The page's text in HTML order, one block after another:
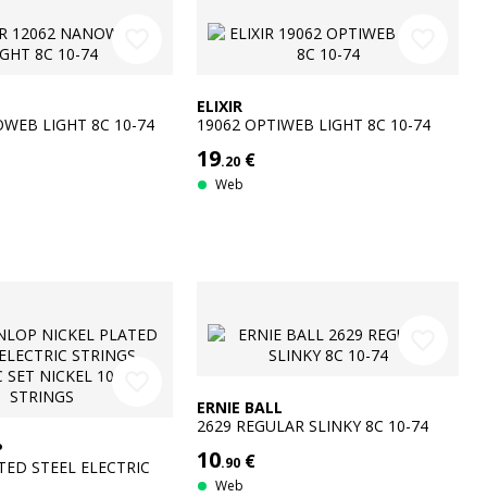
LIGHT 8C 10-74
ELIXIR
19062 OPTIWEB LIGHT 8C 10-74
19.20 €
Web
STEEL ELECTRIC
ERNIE BALL
2629 REGULAR SLINKY 8C 10-74
10.90 €
Web